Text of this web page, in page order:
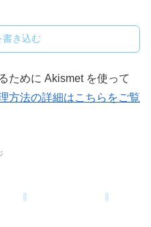
書き込む
ために Akismet を使って
方法の詳細はこちらをご覧